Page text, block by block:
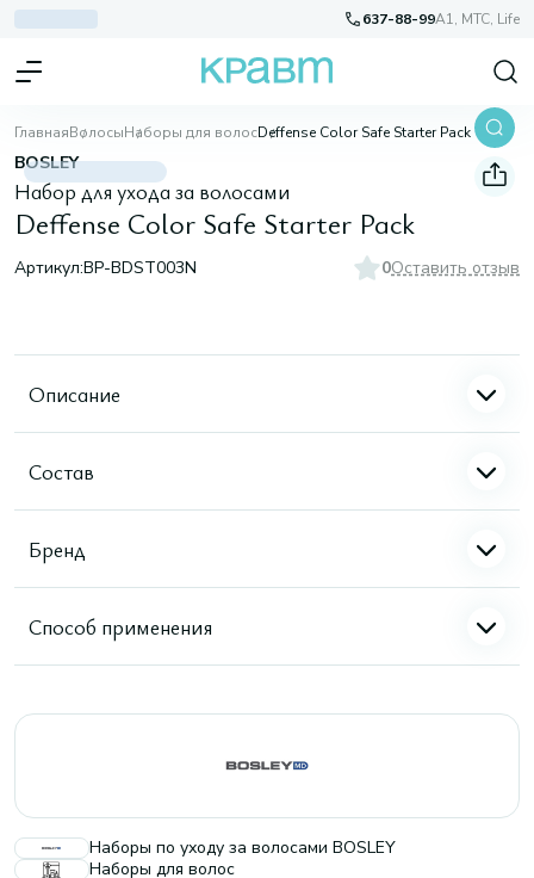
637-88-99A1, МТС, Life
ГлавнаяВолосыНаборы для волосDeffense Color Safe Starter Pack
BOSLEY
Набор для ухода за волосами
Deffense Color Safe Starter Pack
Артикул:BP-BDST003N 0Оставить отзыв
Описание
Состав
Бренд
Способ применения
Наборы по уходу за волосами BOSLEY
Наборы для волос